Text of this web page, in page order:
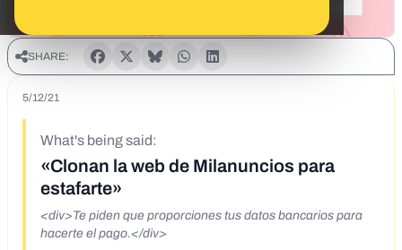
SHARE:
5/12/21
What's being said:
«Clonan la web de Milanuncios para
estafarte»
<div>Te piden que proporciones tus datos bancarios para
hacerte el pago.</div>